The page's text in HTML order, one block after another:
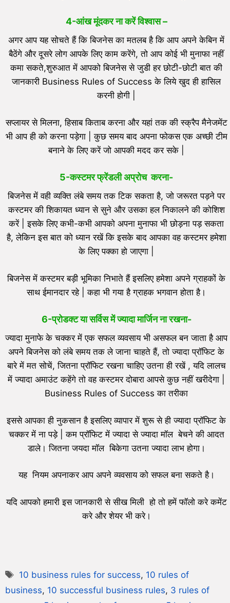
4-आंख मूंदकर ना करें विश्वास –
अगर आप यह सोचते हैं कि बिजनेस का मतलब है कि आप अपने केबिन में
बैठेंगे और दूसरे लोग आपके लिए काम करेंगे, तो आप कोई भी मुनाफा नहीं
कमा सकते,शुरुआत में आपको बिजनेस से जुडी हर छोटी-छोटी बात की
जानकारी Business Rules of Success के लिये खुद ही हासिल
करनी होगी |
सप्लायर से मिलना, हिसाब किताब करना और यहां तक की स्क्रैप मैनेजमेंट
भी आप ही को करना पड़ेगा | कुछ समय बाद अपना फोकस एक अच्छी टीम
बनाने के लिए करें जो आपकी मदद कर सके |
5-कस्टमर फ्रेंडली अप्रोच करना-
बिजनेस में वही व्यक्ति लंबे समय तक टिक सकता है, जो जरूरत पड़ने पर
कस्टमर की शिकायत ध्यान से सुने और उसका हल निकालने की कोशिश
करें | इसके लिए कभी-कभी आपको अपना मुनाफा भी छोड़ना पड़ सकता
है, लेकिन इस बात को ध्यान रखें कि इसके बाद आपका वह कस्टमर हमेशा
के लिए पक्का हो जाएगा |
बिजनेस में कस्टमर बड़ी भूमिका निभाते हैं इसलिए हमेशा अपने ग्राहकों के
साथ ईमानदार रहे | कहा भी गया है ग्राहक भगवान होता है।
6-प्रोडक्ट या सर्विस में ज्यादा मार्जिन ना रखना-
ज्यादा मुनाफे के चक्कर में एक सफल व्यवसाय भी असफल बन जाता है आप
अपने बिजनेस को लंबे समय तक ले जाना चाहते हैं, तो ज्यादा प्रॉफिट के
बारे में मत सोचें, जितना प्रॉफिट रखना चाहिए उतना ही रखें , यदि लालच
में ज्यादा अमाउंट कहेंगे तो वह कस्टमर दोबारा आपसे कुछ नहीं खरीदेगा |
Business Rules of Success का तरीका
इससे आपका ही नुकसान है इसलिए व्यापार में शुरू से ही ज्यादा प्रॉफिट के
चक्कर में ना पड़े | कम प्रॉफिट में ज्यादा से ज्यादा मॉल बेचने की आदत
डाले। जितना जयदा मॉल बिकेगा उतना ज्यादा लाभ होगा।
यह नियम अपनाकर आप अपने व्यवसाय को सफल बना सकते है।
यदि आपको हमारी इस जानकारी से सीख मिली हो तो हमें फॉलो करे कमेंट
करे और शेयर भी करे।
10 business rules for success, 10 rules of
business, 10 successful business rules, 3 rules of